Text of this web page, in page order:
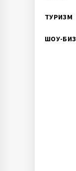
ТУРИЗМ
ШОУ-БИЗ